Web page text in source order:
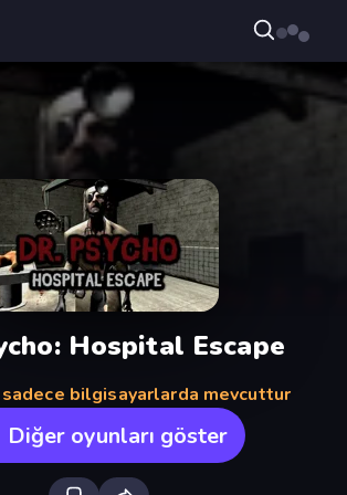
Hospital Escape
sadece bilgisayarlarda mevcuttur
Diğer oyunları göster